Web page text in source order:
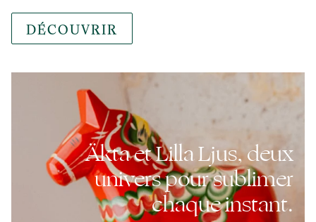
DÉCOUVRIR
Äkta et Lilla Ljus, deux
univers pour sublimer
chaque instant.